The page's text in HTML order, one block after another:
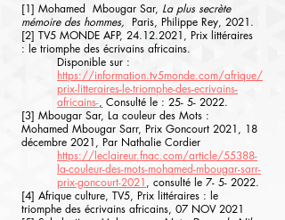
[1] Mohamed  Mbougar Sar, La plus secrète
mémoire des hommes, Paris, Philippe Rey, 2021.
[2] TV5 MONDE AFP, 24.12.2021, Prix littéraires
: le triomphe des écrivains africains.
Disponible sur :
https://information.tv5monde.com/afrique/
prix-litteraires-le-triomphe-des-ecrivains-
africains-, Consulté le : 25- 5- 2022.
[3] Mbougar Sar, La couleur des Mots :
Mohamed Mbougar Sarr, Prix Goncourt 2021, 18
décembre 2021, Par Nathalie Cordier
https://leclaireur.fnac.com/article/55388-
la-couleur-des-mots-mohamed-mbougar-sarr-
prix-goncourt-2021, consulté le 7- 5- 2022.
[4] Afrique culture, TV5, Prix littéraires : le
triomphe des écrivains africains, 07 NOV 2021